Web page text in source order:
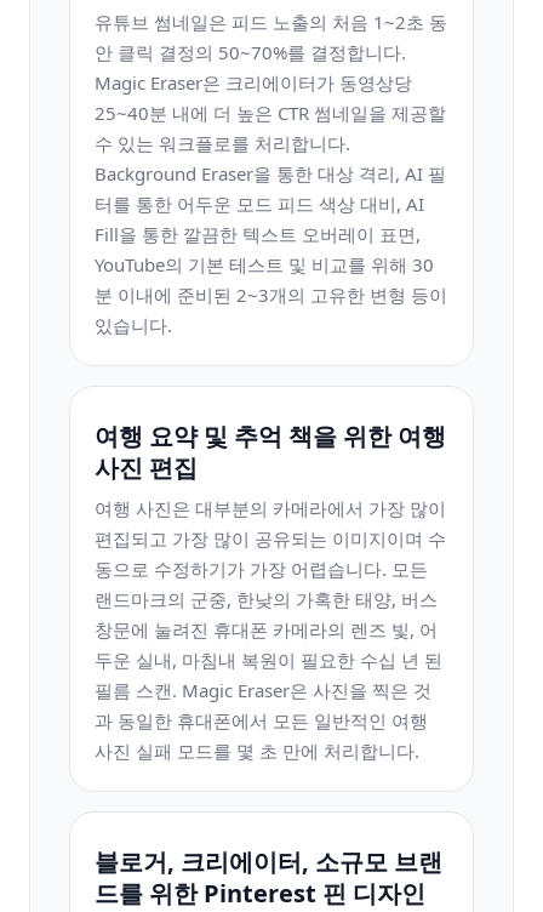
유튜브 썸네일은 피드 노출의 처음 1~2초 동
안 클릭 결정의 50~70%를 결정합니다.
Magic Eraser은 크리에이터가 동영상당
25~40분 내에 더 높은 CTR 썸네일을 제공할
수 있는 워크플로를 처리합니다.
Background Eraser을 통한 대상 격리, AI 필
터를 통한 어두운 모드 피드 색상 대비, AI
Fill을 통한 깔끔한 텍스트 오버레이 표면,
YouTube의 기본 테스트 및 비교를 위해 30
분 이내에 준비된 2~3개의 고유한 변형 등이
있습니다.
여행 요약 및 추억 책을 위한 여행
사진 편집
여행 사진은 대부분의 카메라에서 가장 많이
편집되고 가장 많이 공유되는 이미지이며 수
동으로 수정하기가 가장 어렵습니다. 모든
랜드마크의 군중, 한낮의 가혹한 태양, 버스
창문에 눌려진 휴대폰 카메라의 렌즈 빛, 어
두운 실내, 마침내 복원이 필요한 수십 년 된
필름 스캔. Magic Eraser은 사진을 찍은 것
과 동일한 휴대폰에서 모든 일반적인 여행
사진 실패 모드를 몇 초 만에 처리합니다.
블로거, 크리에이터, 소규모 브랜
드를 위한 Pinterest 핀 디자인